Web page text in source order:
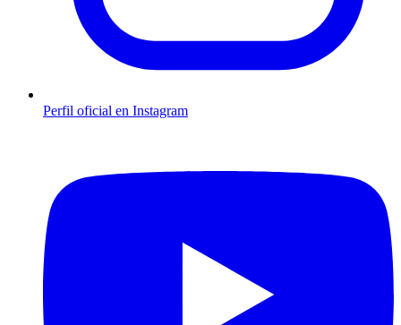
Perfil oficial en Instagram